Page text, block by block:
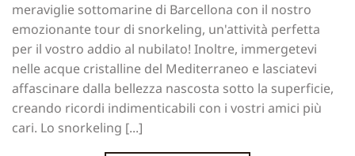
meraviglie sottomarine di Barcellona con il nostro
emozionante tour di snorkeling, un'attività perfetta
per il vostro addio al nubilato! Inoltre, immergetevi
nelle acque cristalline del Mediterraneo e lasciatevi
affascinare dalla bellezza nascosta sotto la superficie,
creando ricordi indimenticabili con i vostri amici più
cari. Lo snorkeling [...]